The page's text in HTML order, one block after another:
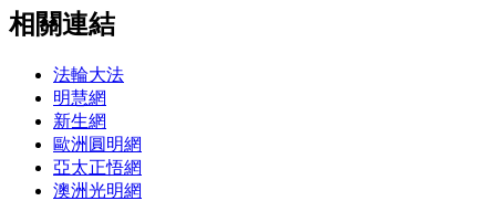
相關連結
法輪大法
明慧網
新生網
歐洲圓明網
亞太正悟網
澳洲光明網